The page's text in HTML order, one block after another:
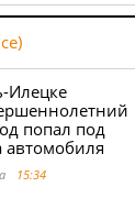
Илецке
попал под
автомобиля
15:34